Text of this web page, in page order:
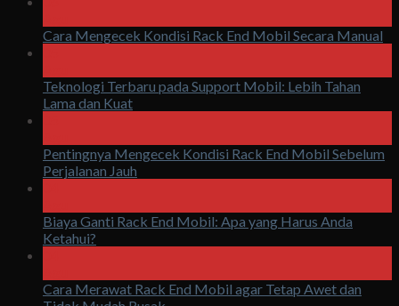
Cara Mengecek Kondisi Rack End Mobil Secara Manual
Teknologi Terbaru pada Support Mobil: Lebih Tahan
Lama dan Kuat
Pentingnya Mengecek Kondisi Rack End Mobil Sebelum
Perjalanan Jauh
Biaya Ganti Rack End Mobil: Apa yang Harus Anda
Ketahui?
Cara Merawat Rack End Mobil agar Tetap Awet dan